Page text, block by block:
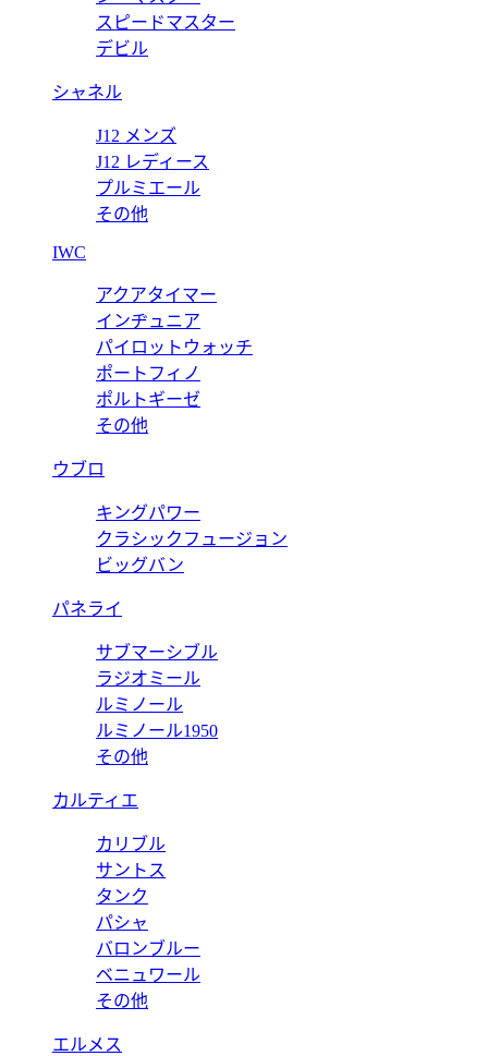
スピードマスター
デビル
シャネル
J12 メンズ
J12 レディース
プルミエール
その他
IWC
アクアタイマー
インヂュニア
パイロットウォッチ
ポートフィノ
ポルトギーゼ
その他
ウブロ
キングパワー
クラシックフュージョン
ビッグバン
パネライ
サブマーシブル
ラジオミール
ルミノール
ルミノール1950
その他
カルティエ
カリブル
サントス
タンク
パシャ
バロンブルー
ベニュワール
その他
エルメス